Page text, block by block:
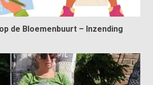
de Bloemenbuurt – Inzending